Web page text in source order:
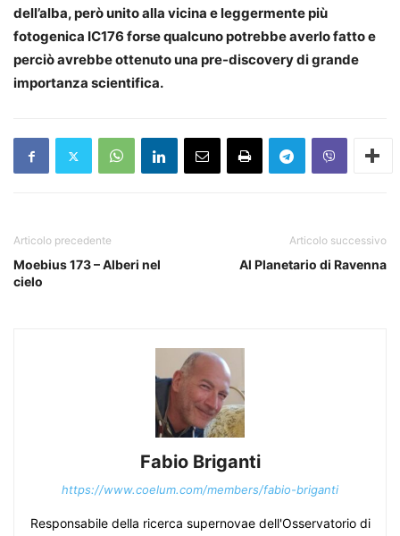
dell’alba, però unito alla vicina e leggermente più
fotogenica IC176 forse qualcuno potrebbe averlo fatto e
perciò avrebbe ottenuto una pre-discovery di grande
importanza scientifica.
Articolo precedente
Moebius 173 – Alberi nel
cielo
Articolo successivo
Al Planetario di Ravenna
Fabio Briganti
https://www.coelum.com/members/fabio-briganti
Responsabile della ricerca supernovae dell'Osservatorio di